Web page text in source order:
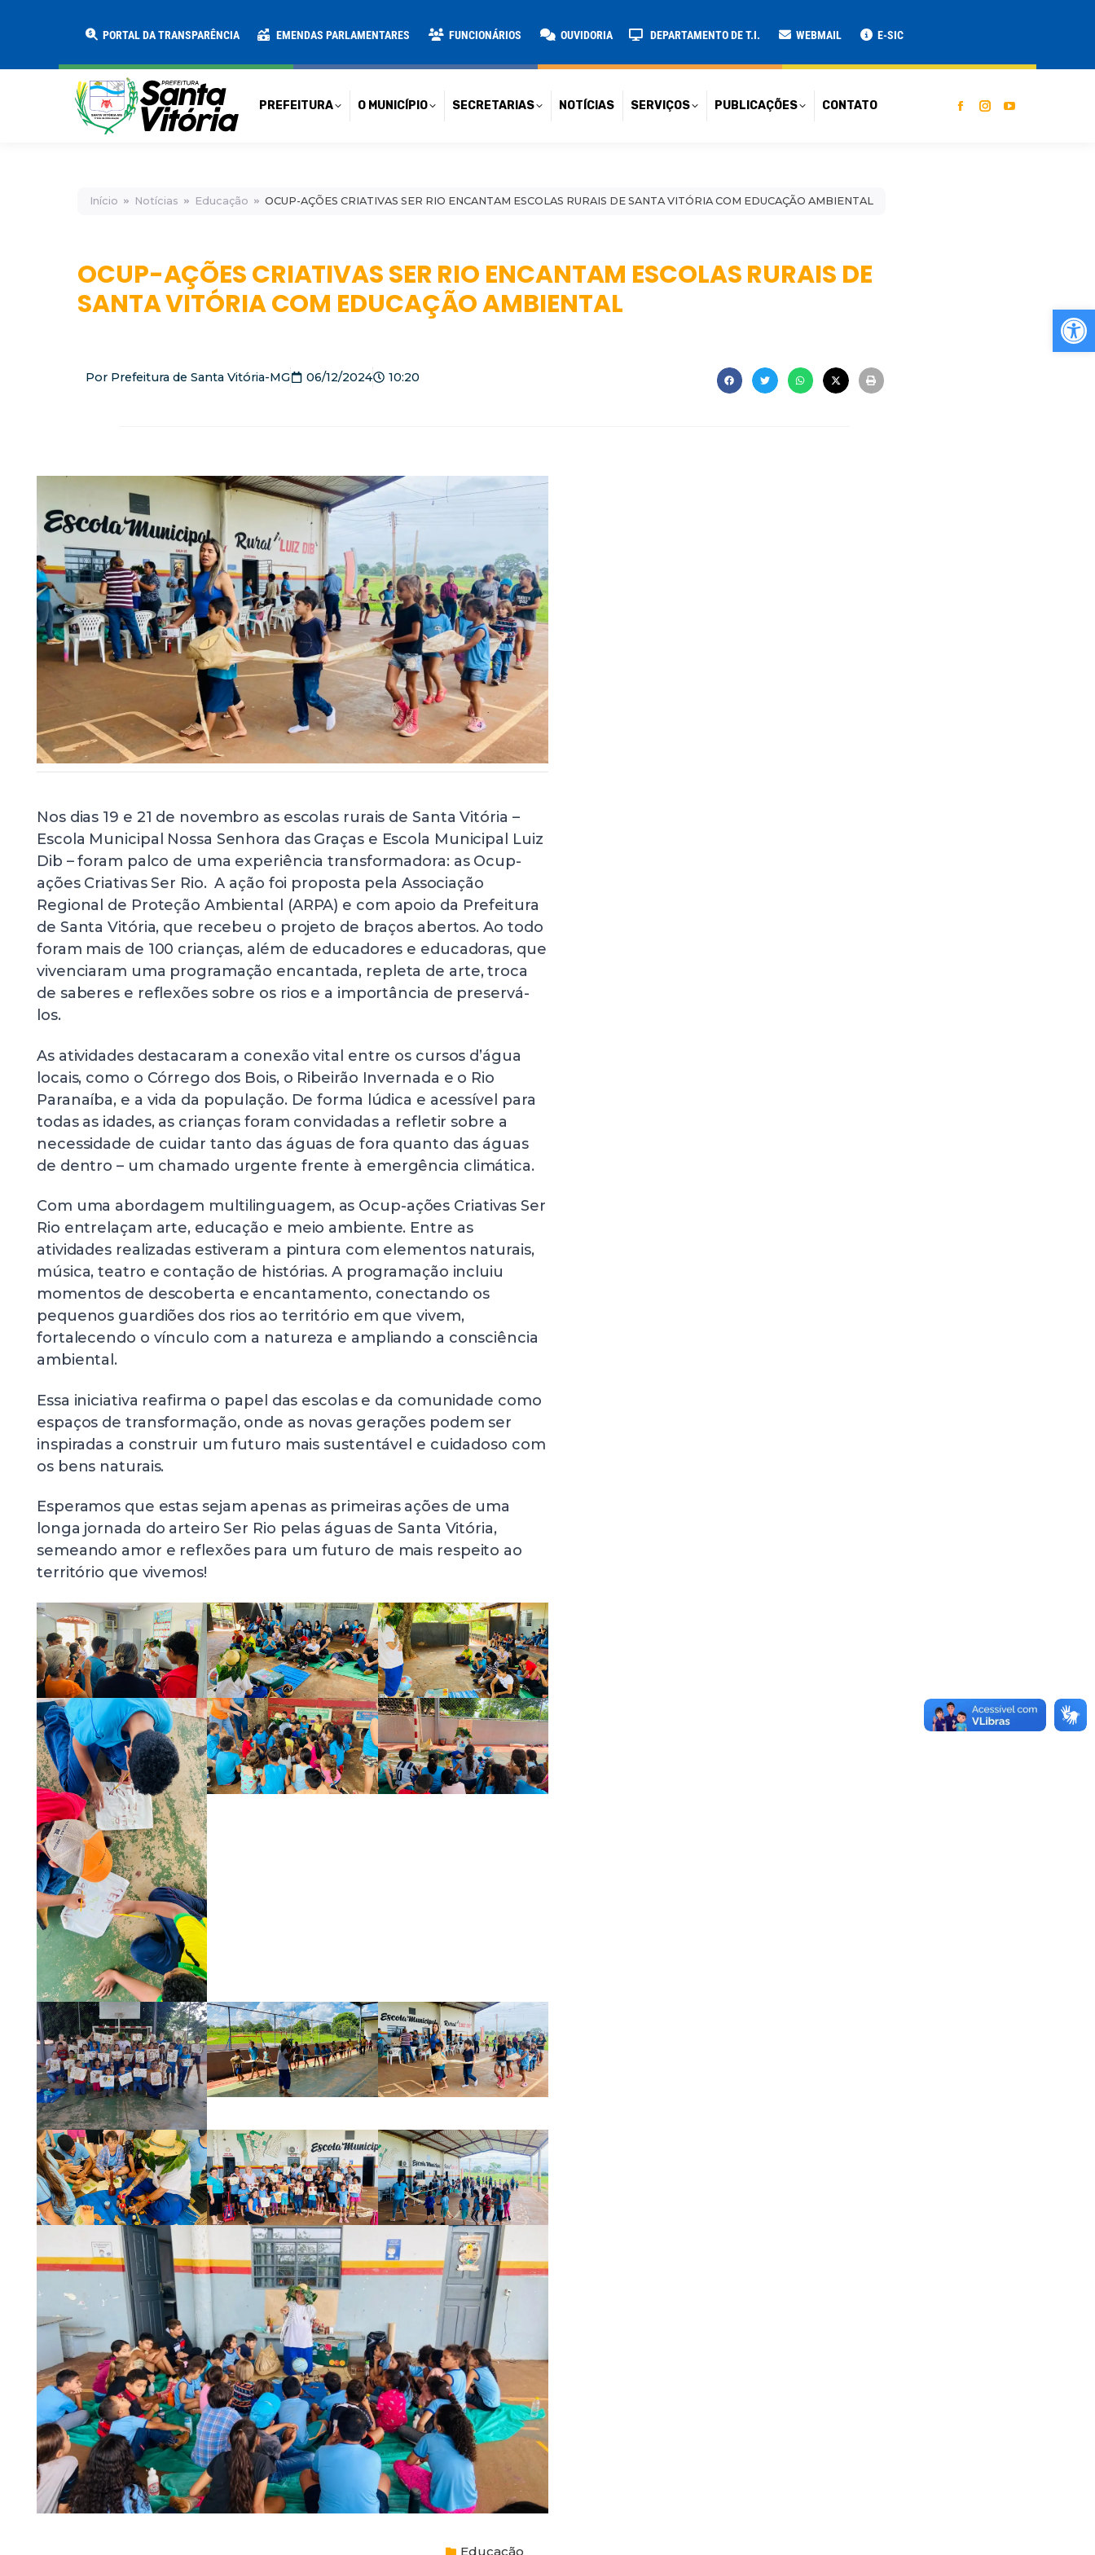
PORTAL DA TRANSPARÊNCIA EMENDAS PARLAMENTARES FUNCIONÁRIOS OUVIDORIA DEPARTAMENTO DE T.I. WEBMAIL E-SIC
PREFEITURA O MUNICÍPIO SECRETARIAS NOTÍCIAS SERVIÇOS PUBLICAÇÕES CONTATO
Início Notícias Educação OCUP-AÇÕES CRIATIVAS SER RIO ENCANTAM ESCOLAS RURAIS DE SANTA VITÓRIA COM EDUCAÇÃO AMBIENTAL
OCUP-AÇÕES CRIATIVAS SER RIO ENCANTAM ESCOLAS RURAIS DE
SANTA VITÓRIA COM EDUCAÇÃO AMBIENTAL
Por Prefeitura de Santa Vitória-MG 06/12/2024 10:20
Nos dias 19 e 21 de novembro as escolas rurais de Santa Vitória –
Escola Municipal Nossa Senhora das Graças e Escola Municipal Luiz
Dib – foram palco de uma experiência transformadora: as Ocup-
ações Criativas Ser Rio. A ação foi proposta pela Associação
Regional de Proteção Ambiental (ARPA) e com apoio da Prefeitura
de Santa Vitória, que recebeu o projeto de braços abertos. Ao todo
foram mais de 100 crianças, além de educadores e educadoras, que
vivenciaram uma programação encantada, repleta de arte, troca
de saberes e reflexões sobre os rios e a importância de preservá-
los.
As atividades destacaram a conexão vital entre os cursos d’água
locais, como o Córrego dos Bois, o Ribeirão Invernada e o Rio
Paranaíba, e a vida da população. De forma lúdica e acessível para
todas as idades, as crianças foram convidadas a refletir sobre a
necessidade de cuidar tanto das águas de fora quanto das águas
de dentro – um chamado urgente frente à emergência climática.
Com uma abordagem multilinguagem, as Ocup-ações Criativas Ser
Rio entrelaçam arte, educação e meio ambiente. Entre as
atividades realizadas estiveram a pintura com elementos naturais,
música, teatro e contação de histórias. A programação incluiu
momentos de descoberta e encantamento, conectando os
pequenos guardiões dos rios ao território em que vivem,
fortalecendo o vínculo com a natureza e ampliando a consciência
ambiental.
Essa iniciativa reafirma o papel das escolas e da comunidade como
espaços de transformação, onde as novas gerações podem ser
inspiradas a construir um futuro mais sustentável e cuidadoso com
os bens naturais.
Esperamos que estas sejam apenas as primeiras ações de uma
longa jornada do arteiro Ser Rio pelas águas de Santa Vitória,
semeando amor e reflexões para um futuro de mais respeito ao
território que vivemos!
Educação